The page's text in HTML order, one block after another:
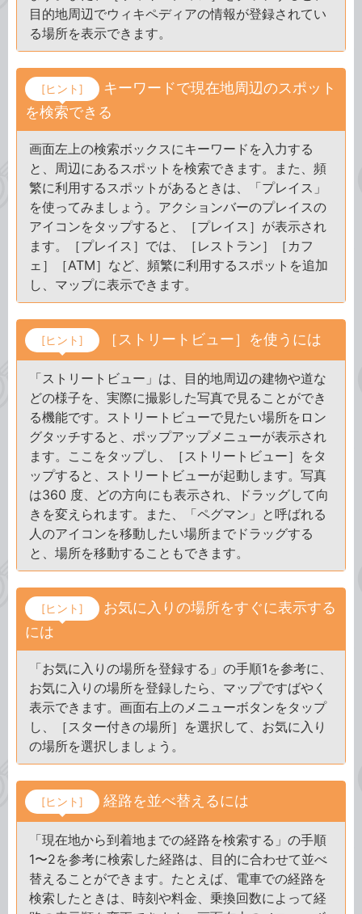
目的地周辺でウィキペディアの情報が登録されてい
る場所を表示できます。
[ヒント]
キーワードで現在地周辺のスポット
を検索できる
画面左上の検索ボックスにキーワードを入力する
と、周辺にあるスポットを検索できます。また、頻
繁に利用するスポットがあるときは、「プレイス」
を使ってみましょう。アクションバーのプレイスの
アイコンをタップすると、［プレイス］が表示され
ます。［プレイス］では、［レストラン］［カフ
ェ］［ATM］など、頻繁に利用するスポットを追加
し、マップに表示できます。
[ヒント] ［ストリートビュー］を使うには
「ストリートビュー」は、目的地周辺の建物や道な
どの様子を、実際に撮影した写真で見ることができ
る機能です。ストリートビューで見たい場所をロン
グタッチすると、ポップアップメニューが表示され
ます。ここをタップし、［ストリートビュー］をタ
ップすると、ストリートビューが起動します。写真
は360 度、どの方向にも表示され、ドラッグして向
きを変えられます。また、「ペグマン」と呼ばれる
人のアイコンを移動したい場所までドラッグする
と、場所を移動することもできます。
[ヒント]
お気に入りの場所をすぐに表示する
には
「お気に入りの場所を登録する」の手順1を参考に、
お気に入りの場所を登録したら、マップですばやく
表示できます。画面右上のメニューボタンをタップ
し、［スター付きの場所］を選択して、お気に入り
の場所を選択しましょう。
[ヒント] 経路を並べ替えるには
「現在地から到着地までの経路を検索する」の手順
1〜2を参考に検索した経路は、目的に合わせて並べ
替えることができます。たとえば、電車での経路を
検索したときは、時刻や料金、乗換回数によって経